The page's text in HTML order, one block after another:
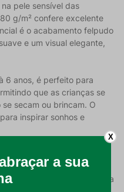
pele sensível das
g/m² confere excelente
é o acabamento felpudo
e um visual elegante,
6 anos, é perfeito para
que as crianças se
secam ou brincam. O
inspirar sonhos e
e licenciada da Barbie para
X